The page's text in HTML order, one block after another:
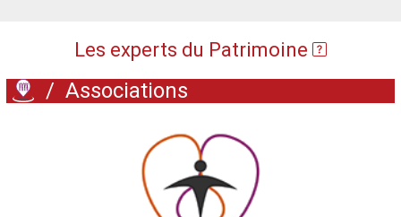
Les experts du Patrimoine
/ Associations